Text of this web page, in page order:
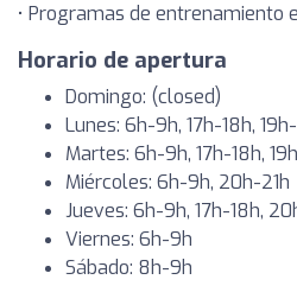
• Programas de entrenamiento
Horario de apertura
Domingo: (closed)
Lunes: 6h-9h, 17h-18h,
Martes: 6h-9h, 17h-18h,
Miércoles: 6h-9h, 20h-21h
Jueves: 6h-9h, 17h-18h,
Viernes: 6h-9h
Sábado: 8h-9h